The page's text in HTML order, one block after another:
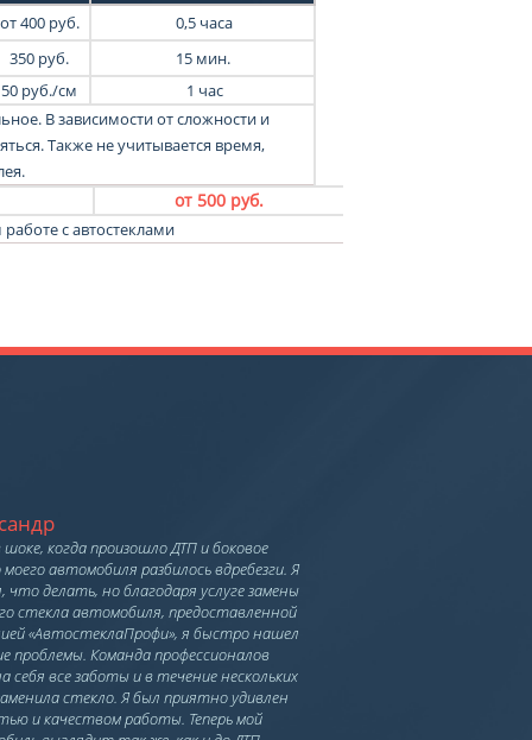
от400 руб.
0,5 часа
350 руб.
15 мин.
50 руб./см
1 час
В зависимости от сложности и
Также не учитывается время,
от 500 руб.
с автостеклами
когда произошло ДТП и боковое
автомобиля разбилось вдребезги. Я
что делать, но благодаря услуге замены
стекла автомобиля, предоставленной
«АвтостеклаПрофи», я быстро нашел
проблемы. Команда профессионалов
себя все заботы и в течение нескольких
стекло. Я был приятно удивлен
и качеством работы. Теперь мой